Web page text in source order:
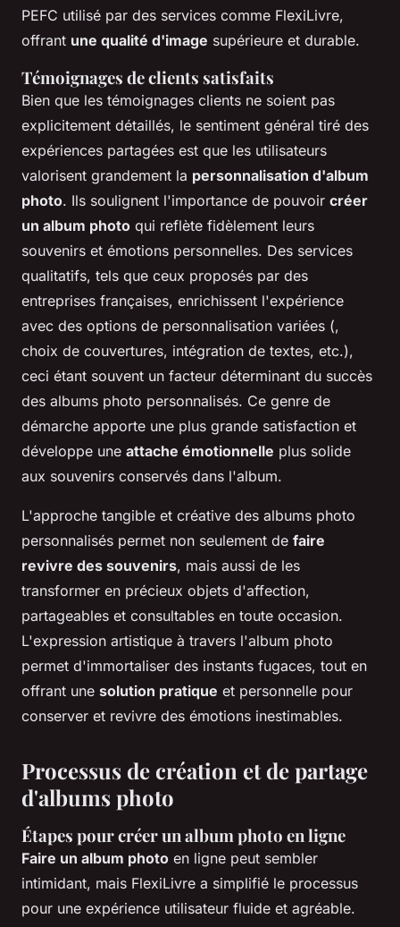
PEFC utilisé par des services comme FlexiLivre,
offrant une qualité d'image supérieure et durable.
Témoignages de clients satisfaits
Bien que les témoignages clients ne soient pas
explicitement détaillés, le sentiment général tiré des
expériences partagées est que les utilisateurs
valorisent grandement la personnalisation d'album
photo. Ils soulignent l'importance de pouvoir créer
un album photo qui reflète fidèlement leurs
souvenirs et émotions personnelles. Des services
qualitatifs, tels que ceux proposés par des
entreprises françaises, enrichissent l'expérience
avec des options de personnalisation variées (,
choix de couvertures, intégration de textes, etc.),
ceci étant souvent un facteur déterminant du succès
des albums photo personnalisés. Ce genre de
démarche apporte une plus grande satisfaction et
développe une attache émotionnelle plus solide
aux souvenirs conservés dans l'album.
L'approche tangible et créative des albums photo
personnalisés permet non seulement de faire
revivre des souvenirs, mais aussi de les
transformer en précieux objets d'affection,
partageables et consultables en toute occasion.
L'expression artistique à travers l'album photo
permet d'immortaliser des instants fugaces, tout en
offrant une solution pratique et personnelle pour
conserver et revivre des émotions inestimables.
Processus de création et de partage
d'albums photo
Étapes pour créer un album photo en ligne
Faire un album photo en ligne peut sembler
intimidant, mais FlexiLivre a simplifié le processus
pour une expérience utilisateur fluide et agréable.